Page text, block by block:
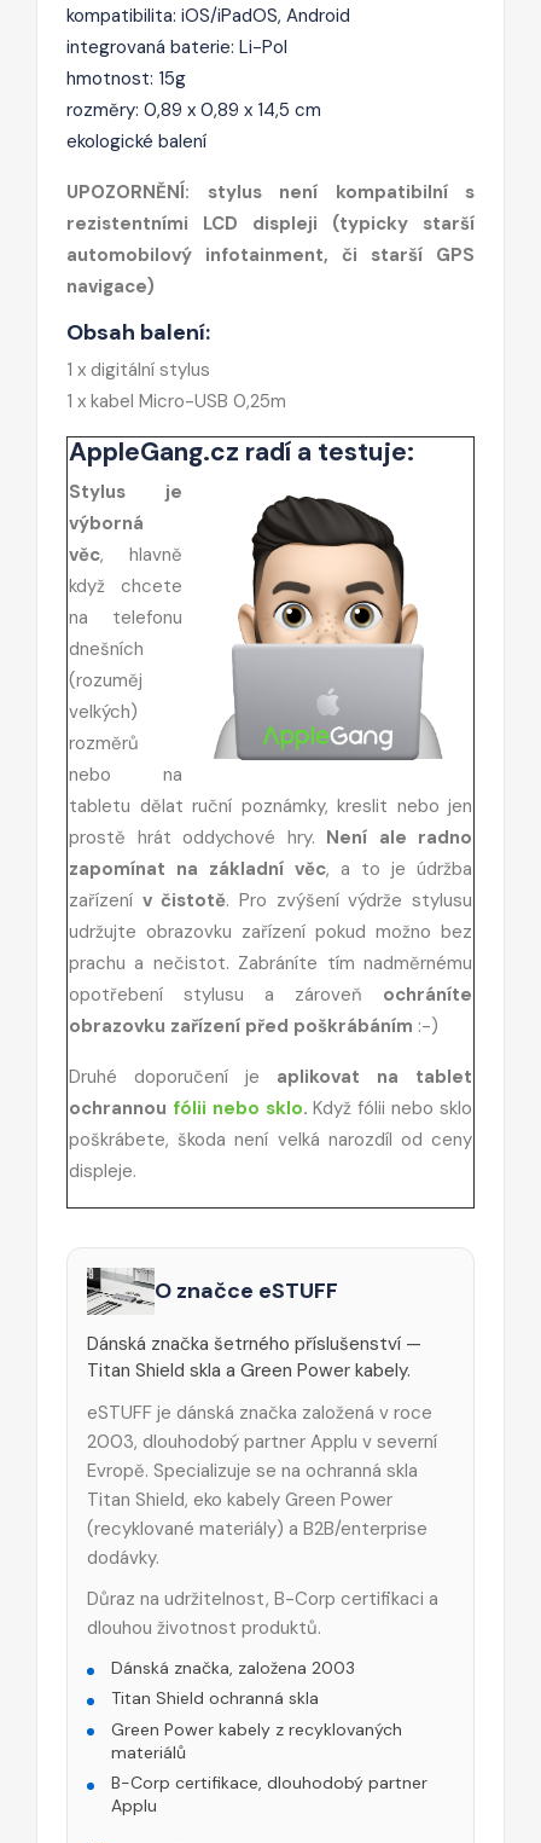
kompatibilita: iOS/iPadOS, Android
integrovaná baterie: Li-Pol
hmotnost: 15g
rozměry: 0,89 x 0,89 x 14,5 cm
ekologické balení
UPOZORNĚNÍ: stylus není kompatibilní s
rezistentními LCD displeji (typicky starší
automobilový infotainment, či starší GPS
navigace)
Obsah balení:
1 x digitální stylus
1 x kabel Micro-USB 0,25m
AppleGang.cz radí a testuje:
Stylus je
výborná
věc, hlavně
když chcete
na telefonu
dnešních
(rozuměj
velkých)
rozměrů
nebo na
tabletu dělat ruční poznámky, kreslit nebo jen
prostě hrát oddychové hry. Není ale radno
zapomínat na základní věc, a to je údržba
zařízení v čistotě. Pro zvýšení výdrže stylusu
udržujte obrazovku zařízení pokud možno bez
prachu a nečistot. Zabráníte tím nadměrnému
opotřebení stylusu a zároveň ochráníte
obrazovku zařízení před poškrábáním :-)
Druhé doporučení je aplikovat na tablet
ochrannou fólii nebo sklo. Když fólii nebo sklo
poškrábete, škoda není velká narozdíl od ceny
displeje.
O značce eSTUFF
Dánská značka šetrného příslušenství —
Titan Shield skla a Green Power kabely.
eSTUFF je dánská značka založená v roce
2003, dlouhodobý partner Applu v severní
Evropě. Specializuje se na ochranná skla
Titan Shield, eko kabely Green Power
(recyklované materiály) a B2B/enterprise
dodávky.
Důraz na udržitelnost, B-Corp certifikaci a
dlouhou životnost produktů.
Dánská značka, založena 2003
Titan Shield ochranná skla
Green Power kabely z recyklovaných
materiálů
B-Corp certifikace, dlouhodobý partner
Applu